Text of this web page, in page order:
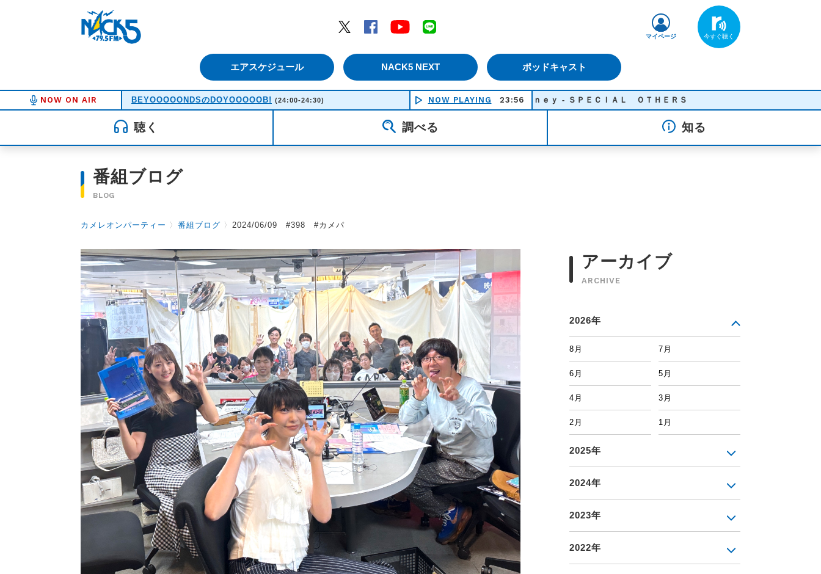
Twitter
Facebook YouTube
エアスケジュール NACK5 NEXT ポッドキャスト
マイページ
NOW ON AIR BEYOOOOONDSのDOYOOOOOB! (24:00-24:30) NOW PLAYING 23:56
Ｊｏｕｒｎｅｙ - ＳＰＥＣＩＡＬ ＯＴＨＥＲＳ
聴く 調べる 知る
番組ブログ
BLOG
カメレオンパーティー 〉 番組ブログ 〉 2024/06/09 #398 #カメパ
アーカイブ
ARCHIVE
2026年
8月 7月
6月 5月
4月 3月
2月 1月
2025年
2024年
2023年
2022年